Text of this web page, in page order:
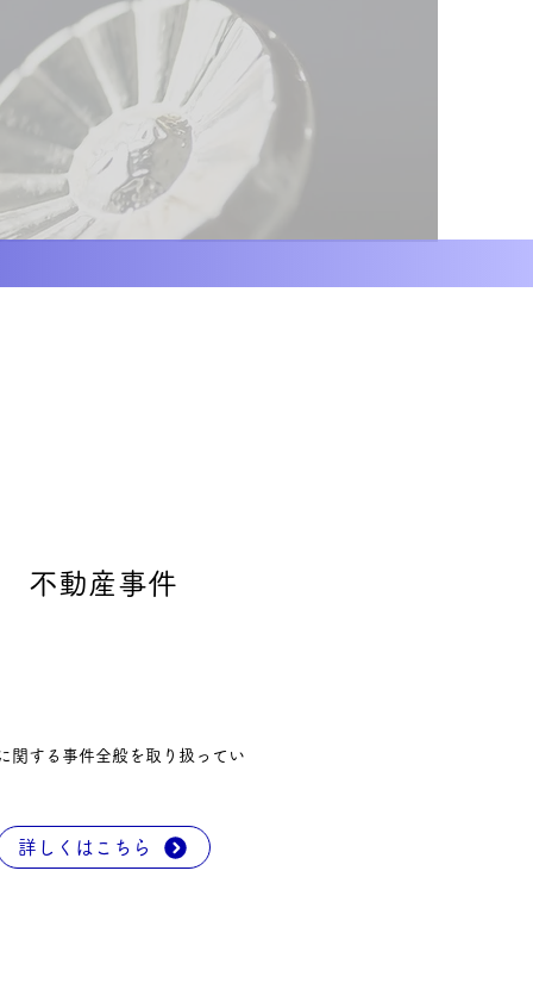
​不動産事件
関する事件全般を取り扱ってい
詳しくはこちら